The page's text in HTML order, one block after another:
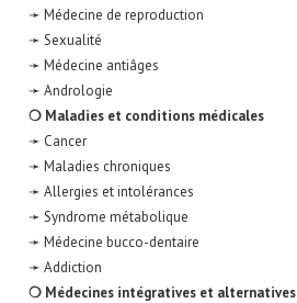
➛ Médecine de reproduction
➛ Sexualité
➛ Médecine antiâges
➛ Andrologie
❍ Maladies et conditions médicales
➛ Cancer
➛ Maladies chroniques
➛ Allergies et intolérances
➛ Syndrome métabolique
➛ Médecine bucco-dentaire
➛ Addiction
❍ Médecines intégratives et alternatives